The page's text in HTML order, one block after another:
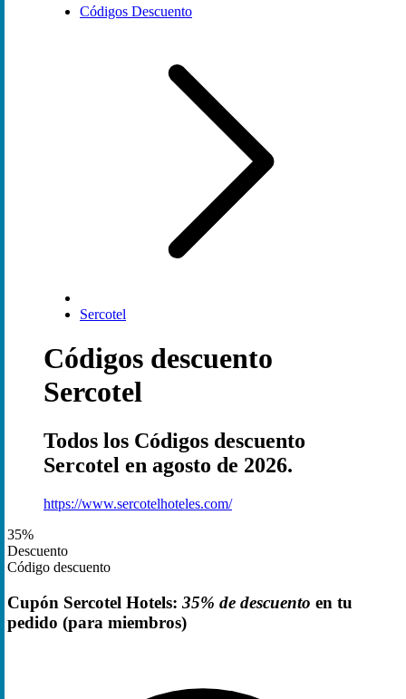
Códigos Descuento
Sercotel
Códigos descuento
Sercotel
Todos los Códigos descuento
Sercotel en agosto de 2026.
https://www.sercotelhoteles.com/
35%
Descuento
Código descuento
Cupón Sercotel Hotels: 35% de descuento en tu
pedido (para miembros)